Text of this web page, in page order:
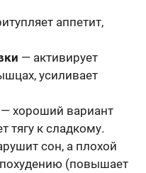
аппетит,
— активирует
усиливает
— хороший вариант
тягу к сладкому.
сон, а плохой
(повышает